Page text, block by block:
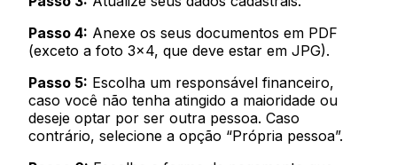
Passo 4: Anexe os seus documentos em PDF
(exceto a foto 3x4, que deve estar em JPG).
Passo 5: Escolha um responsável financeiro,
caso você não tenha atingido a maioridade ou
deseje optar por ser outra pessoa. Caso
contrário, selecione a opção “Própria pessoa”.